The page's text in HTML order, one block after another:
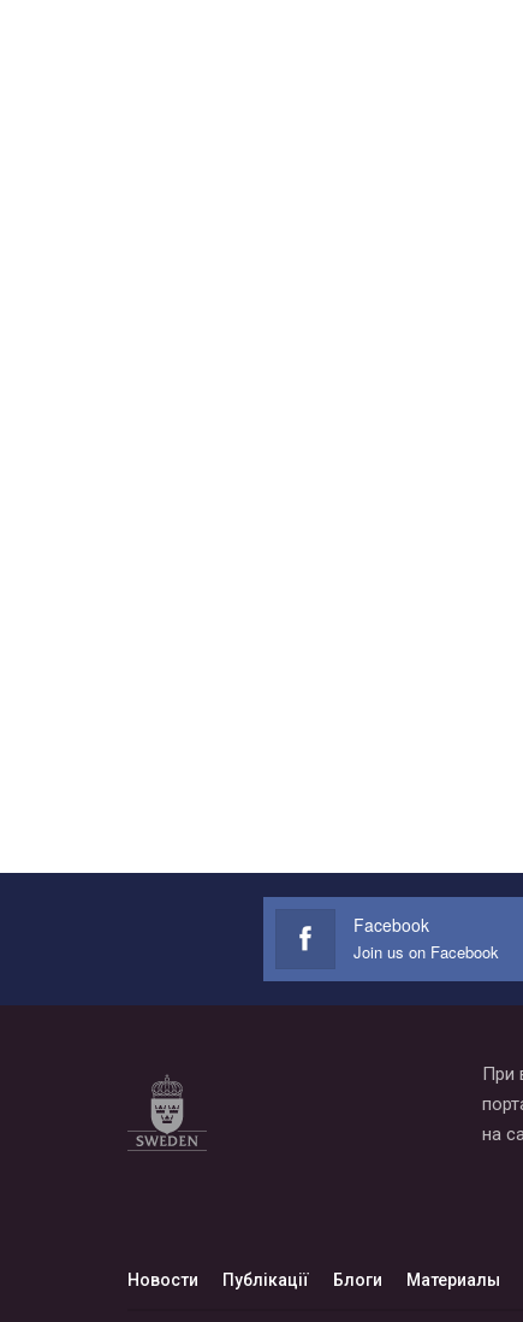
Facebook
Join us on Facebook
При
на
Новости Публікації Блоги Материалы